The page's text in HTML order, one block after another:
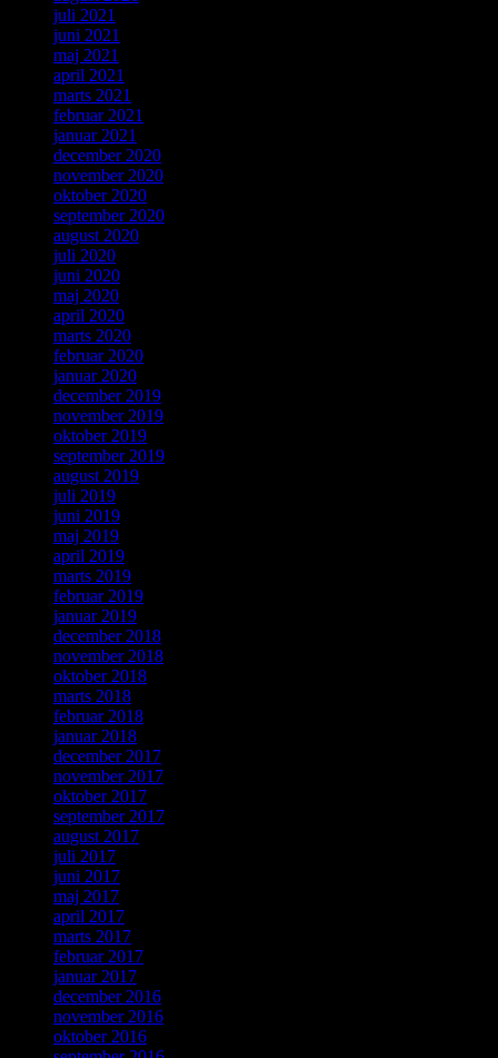
juli 2021
juni 2021
maj 2021
april 2021
marts 2021
februar 2021
januar 2021
december 2020
november 2020
oktober 2020
september 2020
august 2020
juli 2020
juni 2020
maj 2020
april 2020
marts 2020
februar 2020
januar 2020
december 2019
november 2019
oktober 2019
september 2019
august 2019
juli 2019
juni 2019
maj 2019
april 2019
marts 2019
februar 2019
januar 2019
december 2018
november 2018
oktober 2018
marts 2018
februar 2018
januar 2018
december 2017
november 2017
oktober 2017
september 2017
august 2017
juli 2017
juni 2017
maj 2017
april 2017
marts 2017
februar 2017
januar 2017
december 2016
november 2016
oktober 2016